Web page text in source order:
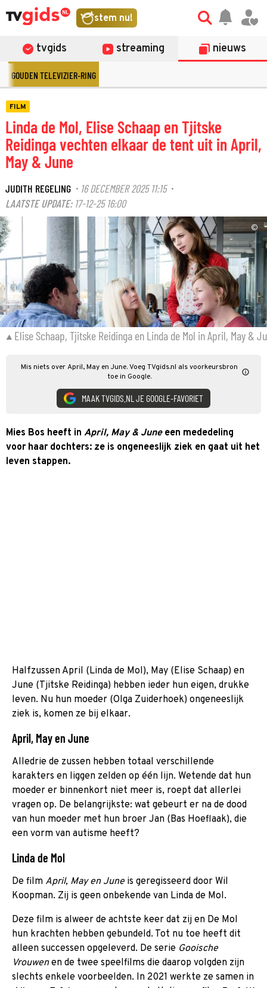
stem nu!
tvgids streaming nieuws
GOUDEN TELEVIZIER-RING
FILM
Linda de Mol, Elise Schaap en Tjitske
Reidinga vechten elkaar de tent uit in April,
May & June
JUDITH REGELING · 16 DECEMBER 2025 11:15·
LAATSTE UPDATE: 17-12-25 16:00
©
Elise Schaap, Tjitske Reidinga en Linda de Mol in April, May &
Mis niets over April, May en June. Voeg TVgids.nl als voorkeursbron
toe in Google.
MAAK TVGIDS.NL JE GOOGLE-FAVORIET
Mies Bos heeft in April, May & Juneeen mededeling
voor haar dochters: ze is ongeneeslijk ziek en gaat uit het
leven stappen.
Halfzussen April (Linda de Mol), May (Elise Schaap) en
June (Tjitske Reidinga) hebben ieder hun eigen, drukke
leven. Nu hun moeder (Olga Zuiderhoek) ongeneeslijk
ziek is, komen ze bij elkaar.
April, May en June
Alledrie de zussen hebben totaal verschillende
karakters en liggen zelden op één lijn. Wetende dat hun
moeder er binnenkort niet meer is, roept dat allerlei
vragen op. De belangrijkste: wat gebeurt er na de dood
van hun moeder met hun broer Jan (Bas Hoeflaak), die
een vorm van autisme heeft?
Linda de Mol
De film April, May en Juneis geregisseerd door Wil
Koopman. Zij is geen onbekende van Linda de Mol.
Deze film is alweer de achtste keer dat zij en De Mol
hun krachten hebben gebundeld. Tot nu toe heeft dit
alleen successen opgeleverd. De serie Gooische
Vrouwenen de twee speelfilms die daarop volgden zijn
slechts enkele voorbeelden. In 2021 werkte ze samen in